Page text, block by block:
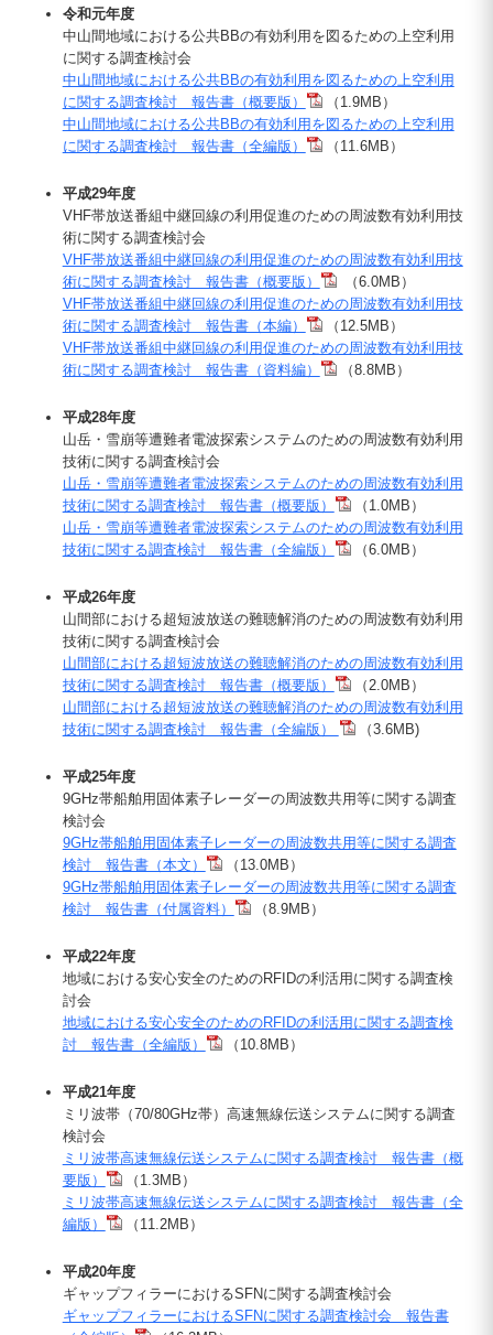
令和元年度
中山間地域における公共BBの有効利用を図るための上空利用
に関する調査検討会
中山間地域における公共BBの有効利用を図るための上空利用
に関する調査検討 報告書（概要版）
（1.9MB）
中山間地域における公共BBの有効利用を図るための上空利用
に関する調査検討 報告書（全編版）
（11.6MB）
平成29年度
VHF帯放送番組中継回線の利用促進のための周波数有効利用技
術に関する調査検討会
VHF帯放送番組中継回線の利用促進のための周波数有効利用技
術に関する調査検討 報告書（概要版）
（6.0MB）
VHF帯放送番組中継回線の利用促進のための周波数有効利用技
術に関する調査検討 報告書（本編）
（12.5MB）
VHF帯放送番組中継回線の利用促進のための周波数有効利用技
術に関する調査検討 報告書（資料編）
（8.8MB）
平成28年度
山岳・雪崩等遭難者電波探索システムのための周波数有効利用
技術に関する調査検討会
山岳・雪崩等遭難者電波探索システムのための周波数有効利用
技術に関する調査検討 報告書（概要版）
（1.0MB）
山岳・雪崩等遭難者電波探索システムのための周波数有効利用
技術に関する調査検討 報告書（全編版）
（6.0MB）
平成26年度
山間部における超短波放送の難聴解消のための周波数有効利用
技術に関する調査検討会
山間部における超短波放送の難聴解消のための周波数有効利用
技術に関する調査検討 報告書（概要版）
（2.0MB）
山間部における超短波放送の難聴解消のための周波数有効利用
技術に関する調査検討 報告書（全編版）
（3.6MB)
平成25年度
9GHz帯船舶用固体素子レーダーの周波数共用等に関する調査
検討会
9GHz帯船舶用固体素子レーダーの周波数共用等に関する調査
検討 報告書（本文）
（13.0MB）
9GHz帯船舶用固体素子レーダーの周波数共用等に関する調査
検討 報告書（付属資料）
（8.9MB）
平成22年度
地域における安心安全のためのRFIDの利活用に関する調査検
討会
地域における安心安全のためのRFIDの利活用に関する調査検
討 報告書（全編版）
（10.8MB）
平成21年度
ミリ波帯（70/80GHz帯）高速無線伝送システムに関する調査
検討会
ミリ波帯高速無線伝送システムに関する調査検討 報告書（概
要版）
（1.3MB）
ミリ波帯高速無線伝送システムに関する調査検討 報告書（全
編版）
（11.2MB）
平成20年度
ギャップフィラーにおけるSFNに関する調査検討会
ギャップフィラーにおけるSFNに関する調査検討会 報告書